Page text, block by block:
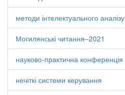
методи інтелектуального аналізу
Могилянські читання–2021
науково-практична конференція
нечіткі системи керування